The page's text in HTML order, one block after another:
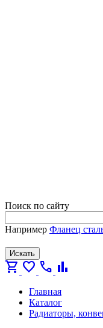
Поиск по сайту
Например Фланец
Искать
shopping_cart favorite call bar_chart
Главная
Каталог
Радиаторы,